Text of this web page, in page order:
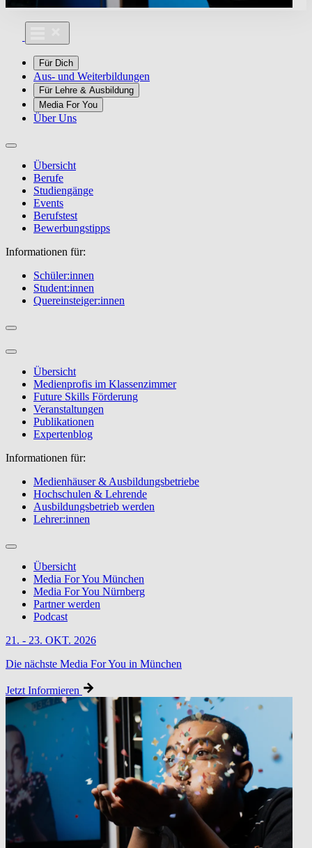
Für Dich
Aus- und Weiterbildungen
Für Lehre & Ausbildung
Media For You
Über Uns
Übersicht
Berufe
Studiengänge
Events
Berufstest
Bewerbungstipps
Informationen für:
Schüler:innen
Student:innen
Quereinsteiger:innen
Übersicht
Medienprofis im Klassenzimmer
Future Skills Förderung
Veranstaltungen
Publikationen
Expertenblog
Informationen für:
Medienhäuser & Ausbildungsbetriebe
Hochschulen & Lehrende
Ausbildungsbetrieb werden
Lehrer:innen
Übersicht
Media For You München
Media For You Nürnberg
Partner werden
Podcast
21. - 23. OKT. 2026
Die nächste Media For You in München
Jetzt Informieren